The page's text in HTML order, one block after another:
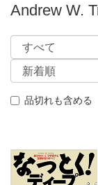
Andrew W.
品切れも含める